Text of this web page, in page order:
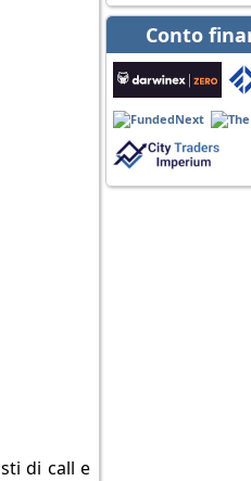
Conto
di call e